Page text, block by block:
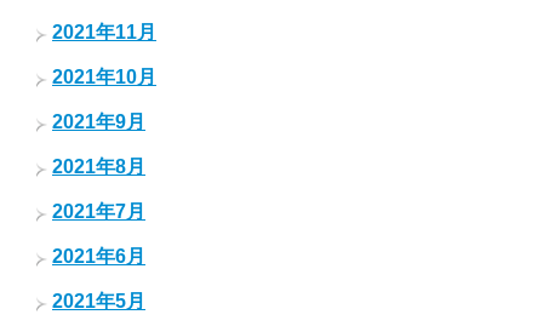
2021年11月
2021年10月
2021年9月
2021年8月
2021年7月
2021年6月
2021年5月